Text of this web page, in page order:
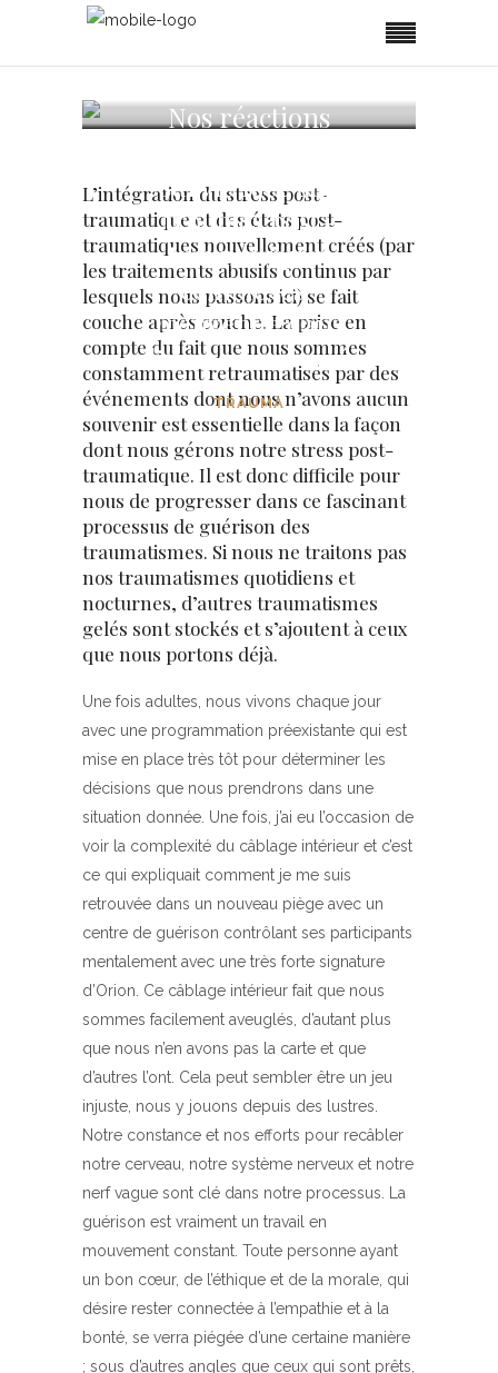
Nos réactions
survie face aux
troubles post-
traumatiques
complexes ;
bienvenue dans
l’univers inversé
TRAUMA
L’intégration du stress post-
traumatique et des états post-
traumatiques nouvellement créés (par
les traitements abusifs continus par
lesquels nous passons ici) se fait
couche après couche. La prise en
compte du fait que nous sommes
constamment retraumatisés par des
événements dont nous n’avons aucun
souvenir est essentielle dans la façon
dont nous gérons notre stress post-
traumatique. Il est donc difficile pour
nous de progresser dans ce fascinant
processus de guérison des
traumatismes. Si nous ne traitons pas
nos traumatismes quotidiens et
nocturnes, d’autres traumatismes
gelés sont stockés et s’ajoutent à ceux
que nous portons déjà.
Une fois adultes, nous vivons chaque jour
avec une programmation préexistante qui est
mise en place très tôt pour déterminer les
décisions que nous prendrons dans une
situation donnée. Une fois, j’ai eu l’occasion de
voir la complexité du câblage intérieur et c’est
ce qui expliquait comment je me suis
retrouvée dans un nouveau piège avec un
centre de guérison contrôlant ses participants
mentalement avec une très forte signature
d’Orion. Ce câblage intérieur fait que nous
sommes facilement aveuglés, d’autant plus
que nous n’en avons pas la carte et que
d’autres l’ont. Cela peut sembler être un jeu
injuste, nous y jouons depuis des lustres.
Notre constance et nos efforts pour recâbler
notre cerveau, notre système nerveux et notre
nerf vague sont clé dans notre processus. La
guérison est vraiment un travail en
mouvement constant. Toute personne ayant
un bon cœur, de l’éthique et de la morale, qui
désire rester connectée à l’empathie et à la
bonté, se verra piégée d’une certaine manière
; sous d’autres angles que ceux qui sont prêts,